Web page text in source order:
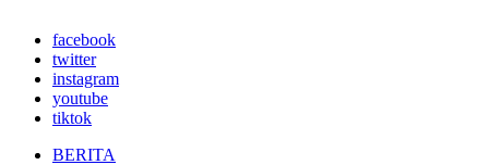
facebook
twitter
instagram
youtube
tiktok
BERITA